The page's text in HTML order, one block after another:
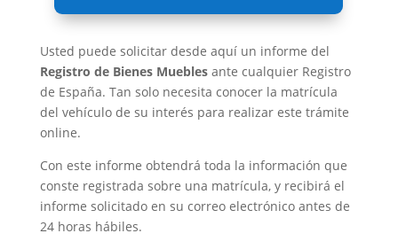
Usted puede solicitar desde aquí un informe del
Registro de Bienes Mueblesante cualquier Registro
de España. Tan solo necesita conocer la matrícula
del vehículo de su interés para realizar este trámite
online.
Con este informe obtendrá toda la información que
conste registrada sobre una matrícula, y recibirá el
informe solicitado en su correo electrónico antes de
24 horas hábiles.